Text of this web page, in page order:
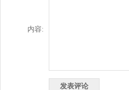
内容: